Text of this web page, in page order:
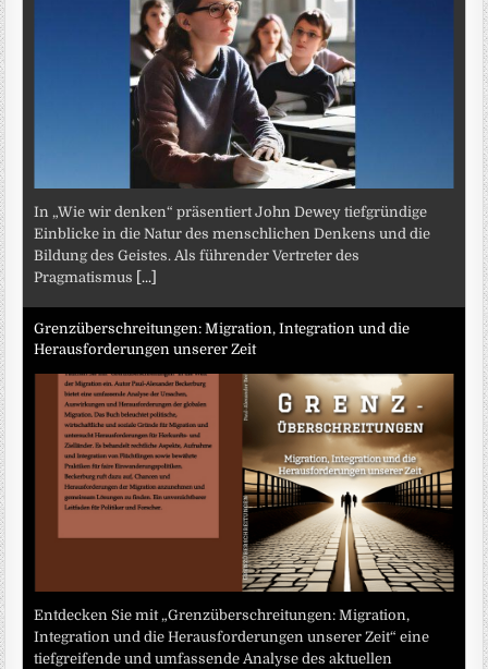
In „Wie wir denken“ präsentiert John Dewey tiefgründige
Einblicke in die Natur des menschlichen Denkens und die
Bildung des Geistes. Als führender Vertreter des
Pragmatismus [...]
Grenzüberschreitungen: Migration, Integration und die
Herausforderungen unserer Zeit
Entdecken Sie mit „Grenzüberschreitungen: Migration,
Integration und die Herausforderungen unserer Zeit“ eine
tiefgreifende und umfassende Analyse des aktuellen